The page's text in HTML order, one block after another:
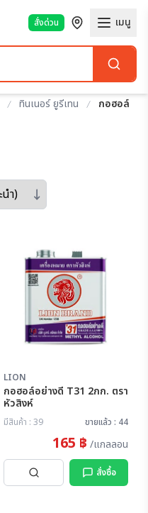
สั่งด่วน เมนู
ทินเนอร์ ยูรีเทน กอฮอล์
LION
กอฮอล์อย่างดี T31 2กก. ตรา
หัวสิงห์
มีสินค้า : 39 ขายแล้ว : 44
165 ฿ /แกลลอน
สั่งซื้อ